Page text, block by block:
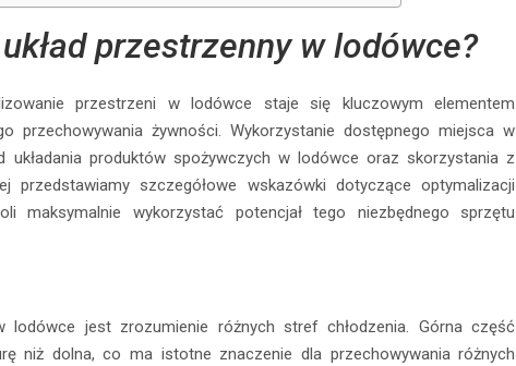
przestrzenny w lodówce?
przestrzeni w lodówce staje się kluczowym elementem
przechowywania żywności. Wykorzystanie dostępnego miejsca w
układania produktów spożywczych w lodówce oraz skorzystania z
przedstawiamy szczegółowe wskazówki dotyczące optymalizacji
maksymalnie wykorzystać potencjał tego niezbędnego sprzętu
lodówce jest zrozumienie różnych stref chłodzenia. Górna część
niż dolna, co ma istotne znaczenie dla przechowywania różnych